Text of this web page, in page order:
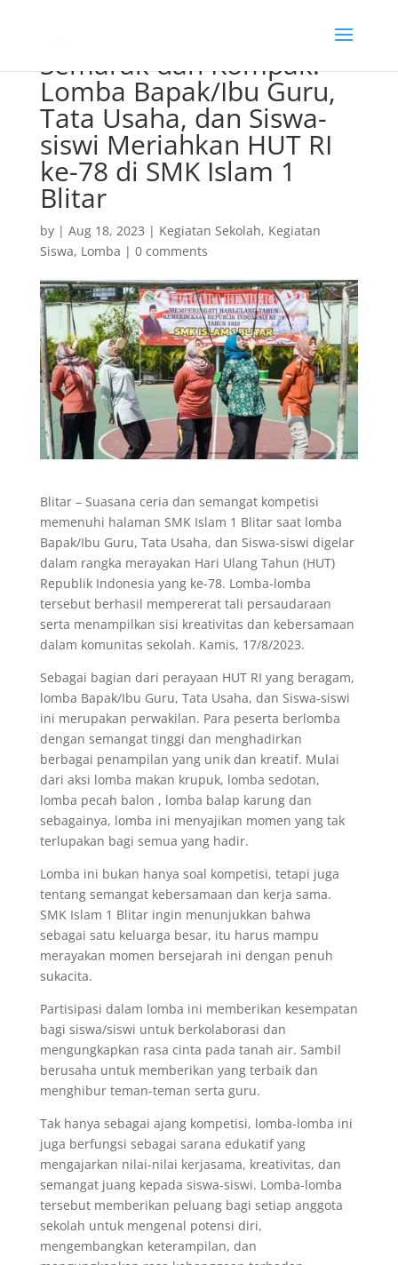
Semarak dan Kompak:
Lomba Bapak/Ibu Guru,
Tata Usaha, dan Siswa-
siswi Meriahkan HUT RI
ke-78 di SMK Islam 1
Blitar
by | Aug 18, 2023 | Kegiatan Sekolah, Kegiatan
Siswa, Lomba | 0 comments
Blitar – Suasana ceria dan semangat kompetisi
memenuhi halaman SMK Islam 1 Blitar saat lomba
Bapak/Ibu Guru, Tata Usaha, dan Siswa-siswi digelar
dalam rangka merayakan Hari Ulang Tahun (HUT)
Republik Indonesia yang ke-78. Lomba-lomba
tersebut berhasil mempererat tali persaudaraan
serta menampilkan sisi kreativitas dan kebersamaan
dalam komunitas sekolah. Kamis, 17/8/2023.
Sebagai bagian dari perayaan HUT RI yang beragam,
lomba Bapak/Ibu Guru, Tata Usaha, dan Siswa-siswi
ini merupakan perwakilan. Para peserta berlomba
dengan semangat tinggi dan menghadirkan
berbagai penampilan yang unik dan kreatif. Mulai
dari aksi lomba makan krupuk, lomba sedotan,
lomba pecah balon , lomba balap karung dan
sebagainya, lomba ini menyajikan momen yang tak
terlupakan bagi semua yang hadir.
Lomba ini bukan hanya soal kompetisi, tetapi juga
tentang semangat kebersamaan dan kerja sama.
SMK Islam 1 Blitar ingin menunjukkan bahwa
sebagai satu keluarga besar, itu harus mampu
merayakan momen bersejarah ini dengan penuh
sukacita.
Partisipasi dalam lomba ini memberikan kesempatan
bagi siswa/siswi untuk berkolaborasi dan
mengungkapkan rasa cinta pada tanah air. Sambil
berusaha untuk memberikan yang terbaik dan
menghibur teman-teman serta guru.
Tak hanya sebagai ajang kompetisi, lomba-lomba ini
juga berfungsi sebagai sarana edukatif yang
mengajarkan nilai-nilai kerjasama, kreativitas, dan
semangat juang kepada siswa-siswi. Lomba-lomba
tersebut memberikan peluang bagi setiap anggota
sekolah untuk mengenal potensi diri,
mengembangkan keterampilan, dan